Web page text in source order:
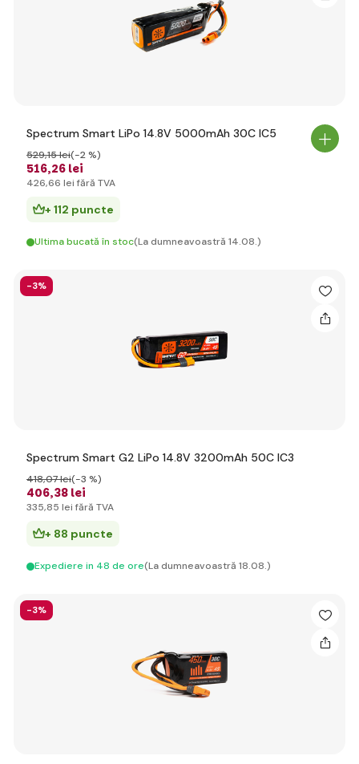
Spectrum Smart LiPo 14.8V 5000mAh 30C IC5
516,26 lei
529,15 lei(-2 %)
426,66 lei fără TVA
+ 112 puncte
Ultima bucată în stoc(La dumneavoastră 14.08.)
-3%
Spectrum Smart G2 LiPo 14.8V 3200mAh 50C IC3
406,38 lei
418,07 lei(-3 %)
335,85 lei fără TVA
+ 88 puncte
Expediere in 48 de ore(La dumneavoastră 18.08.)
-3%